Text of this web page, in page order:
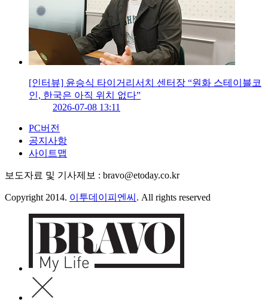
[인터뷰] 윤승식 타이거리서치 센터장 “원화 스테이블코
인, 한국은 아직 위치 없다”
2026-07-08 13:11
PC버전
공지사항
사이트맵
보도자료 및 기사제보 : bravo@etoday.co.kr
Copyright 2014. 이투데이피엔씨 . All rights reserved